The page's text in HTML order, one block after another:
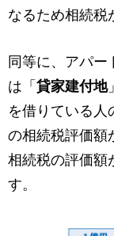
なるため相続税
同等に、アパ
は「 貸家建付地
を借りている人
の相続税評価額
相続税の評価額
す。